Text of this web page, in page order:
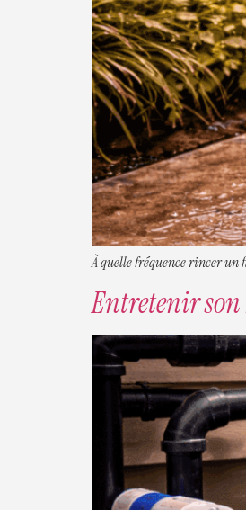
À quelle fréquence rincer un
Entretenir